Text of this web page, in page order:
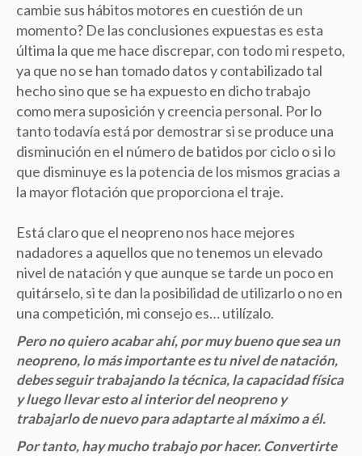
cambie sus hábitos motores en cuestión de un
momento? De las conclusiones expuestas es esta
última la que me hace discrepar, con todo mi respeto,
ya que no se han tomado datos y contabilizado tal
hecho sino que se ha expuesto en dicho trabajo
como mera suposición y creencia personal. Por lo
tanto todavía está por demostrar si se produce una
disminución en el número de batidos por ciclo o si lo
que disminuye es la potencia de los mismos gracias a
la mayor flotación que proporciona el traje.
Está claro que el neopreno nos hace mejores
nadadores a aquellos que no tenemos un elevado
nivel de natación y que aunque se tarde un poco en
quitárselo, si te dan la posibilidad de utilizarlo o no en
una competición, mi consejo es… utilízalo.
Pero no quiero acabar ahí, por muy bueno que sea un
neopreno, lo más importante es tu nivel de natación,
debes seguir trabajando la técnica, la capacidad física
y luego llevar esto al interior del neopreno y
trabajarlo de nuevo para adaptarte al máximo a él.
Por tanto, hay mucho trabajo por hacer. Convertirte